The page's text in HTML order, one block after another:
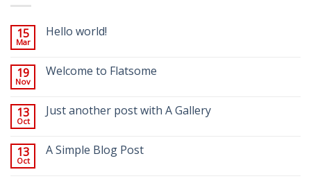
15
Mar
Hello world!
19
Nov
Welcome to Flatsome
13
Oct
Just another post with A Gallery
13
Oct
A Simple Blog Post